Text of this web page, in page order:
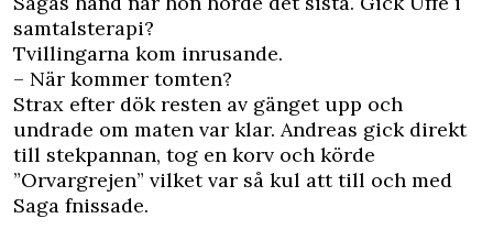
samtalsterapi?
Tvillingarna kom inrusande.
– När kommer tomten?
Strax efter dök resten av gänget upp och
undrade om maten var klar. Andreas gick direkt
till stekpannan, tog en korv och körde
”Orvargrejen” vilket var så kul att till och med
Saga fnissade.